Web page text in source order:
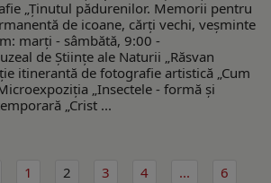
„Ținutul pădurenilor. Memorii pentru
de icoane, cărţi vechi, veşminte
marți - sâmbătă, 9:00 -
de Ştiinţe ale Naturii „Răsvan
itinerantă de fotografie artistică „Cum
„Insectele - formă și
„Crist ...
1 2 3 4 ...
6